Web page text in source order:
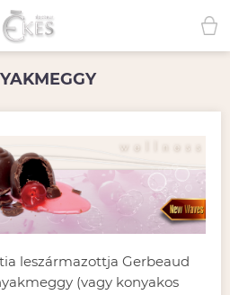
leszármazottja Gerbeaud
(vagy konyakos